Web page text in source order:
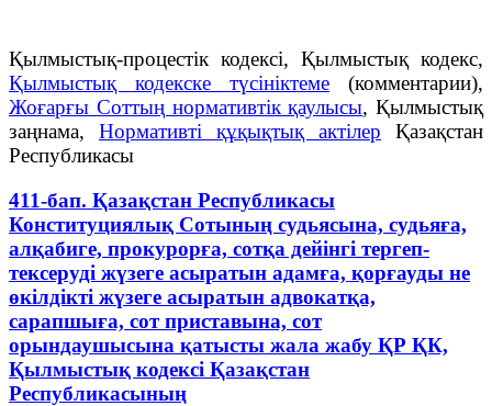
Қылмыстық-процестік кодексi, Қылмыстық кодекс,
Қылмыстық кодекске түсініктеме (комментарии),
Жоғарғы Соттың нормативтік қаулысы, Қылмыстық
заңнама, Нормативті құқықтық актілер Қазақстан
Республикасы
411-бап. Қазақстан Республикасы
Конституциялық Сотының судьясына, судьяға,
алқабиге, прокурорға, сотқа дейінгі тергеп-
тексеруді жүзеге асыратын адамға, қорғауды не
өкілдікті жүзеге асыратын адвокатқа,
сарапшыға, сот приставына, сот
орындаушысына қатысты жала жабу ҚР ҚК,
Қылмыстық кодексi Қазақстан
Республикасының